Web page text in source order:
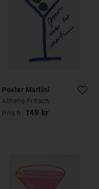
Poster Martini
Athene Fritsch
Pris fr. 149 kr